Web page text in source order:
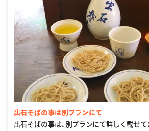
出石そばの事は別プランにて
出石そばの事は、別プランにて詳しく載せて